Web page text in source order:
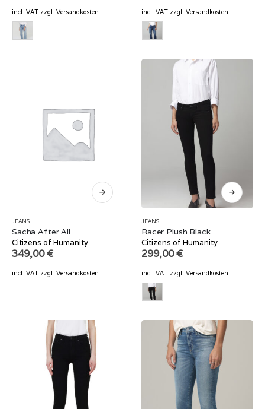
incl. VAT zzgl. Versandkosten incl. VAT zzgl. Versandkosten
JEANS
Sacha After All
Citizens of Humanity
349,00€
incl. VAT zzgl. Versandkosten
JEANS
Racer Plush Black
Citizens of Humanity
299,00€
incl. VAT zzgl. Versandkosten